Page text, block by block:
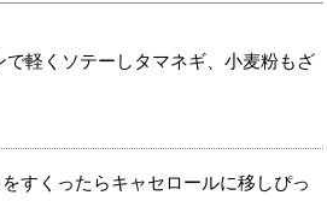
軽くソテーしタマネギ、小麦粉もざ
すくったらキャセロールに移しぴっ